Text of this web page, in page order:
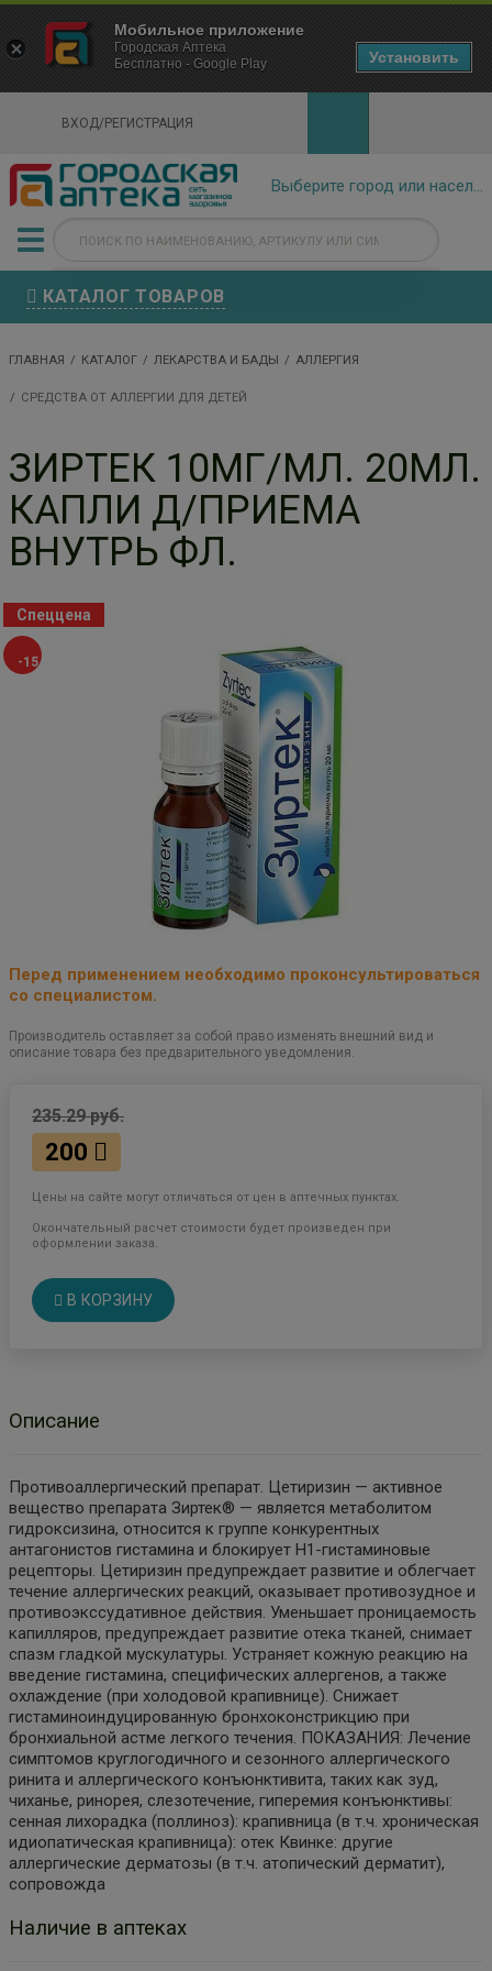
ВХОД/РЕГИСТРАЦИЯ
КАТАЛОГ ТОВАРОВ
ГЛАВНАЯ КАТАЛОГ ЛЕКАРСТВА И БАДЫ АЛЛЕРГИЯ
СРЕДСТВА ОТ АЛЛЕРГИИ ДЛЯ ДЕТЕЙ
ЗИРТЕК 10МГ/МЛ. 20МЛ.
КАПЛИ Д/ПРИЕМА
ВНУТРЬ ФЛ.
Спеццена
-15
Перед применением необходимо проконсультироваться
со специалистом.
Производитель оставляет за собой право изменять внешний вид и
описание товара без предварительного уведомления.
235.29 руб.
200
Цены на сайте могут отличаться от цен в аптечных пунктах.
Окончательный расчет стоимости будет произведен при
оформлении заказа.
В КОРЗИНУ
Описание
Противоаллергический препарат. Цетиризин — активное
вещество препарата Зиртек® — является метаболитом
гидроксизина, относится к группе конкурентных
антагонистов гистамина и блокирует H1-гистаминовые
рецепторы. Цетиризин предупреждает развитие и облегчает
течение аллергических реакций, оказывает противозудное и
противоэкссудативное действия. Уменьшает проницаемость
капилляров, предупреждает развитие отека тканей, снимает
спазм гладкой мускулатуры. Устраняет кожную реакцию на
введение гистамина, специфических аллергенов, а также
охлаждение (при холодовой крапивнице). Снижает
гистаминоиндуцированную бронхоконстрикцию при
бронхиальной астме легкого течения. ПОКАЗАНИЯ: Лечение
симптомов круглогодичного и сезонного аллергического
ринита и аллергического конъюнктивита, таких как зуд,
чиханье, ринорея, слезотечение, гиперемия конъюнктивы:
сенная лихорадка (поллиноз): крапивница (в т.ч. хроническая
идиопатическая крапивница): отек Квинке: другие
аллергические дерматозы (в т.ч. атопический дерматит),
сопровожда
Наличие в аптеках
×
Городская Аптека Маркетплейс
- In Google Play
Мобильное приложение
Городская Аптека
Бесплатно - Google Play
Установить